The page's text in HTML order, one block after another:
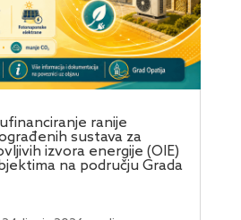
ranije
sustava za
izvora energije (OIE)
na području Grada